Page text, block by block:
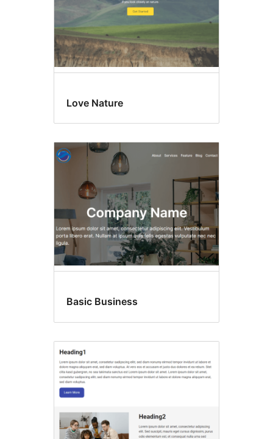
Love Nature
Basic Business